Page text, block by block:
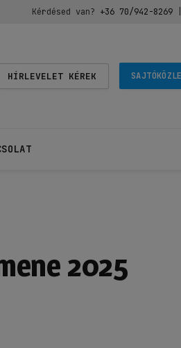
Kérdésed van? +36 70/942-8269|
HÍRLEVELET KÉREK
2025